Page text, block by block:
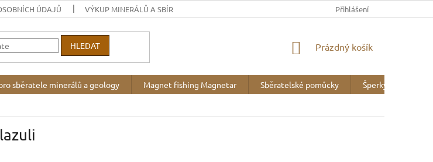
ÚDAJŮ VÝKUP MINERÁLŮ A SBÍREK MINERALOGICKÉ WEBY
Přihlášení
HLEDAT
NÁKUPNÍ
Prázdný košík
sběratele minerálů a geology Magnet fishing Magnetar Sběratelské pomůcky Šperky